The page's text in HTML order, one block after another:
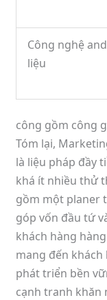
Công nghệ
liệu
công gồm công
Tóm lại,
là liệu pháp đầy
khá ít nhiều thử
gồm một planer
góp vốn đầu tứ
khách hàng
mang đến khách
phát triển bền
cạnh tranh khăn